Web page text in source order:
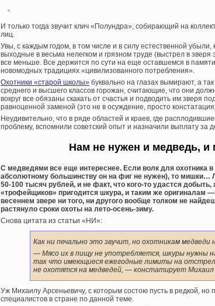
И только тогда звучит клич «Полундра», собирающий на
лиц.
Увы, с каждым годом, в том числе и в силу естественной
выходные в весьма нелегком и грязном труде (выстрел в
все меньше. Все держится по сути на еще оставшемся в памяти
новомодных традициях «цивилизованного потребления».
Охотники «старой школы» буквально на глазах вымирают, а
среднего и высшего классов горожан, считающие, что они
вокруг все обязаны скакать от счастья и подводить им зверя
равноценной заменой (это не в осуждение, просто
Неудивительно, что в ряде областей и краев, где
проблему, вспомнили советский опыт и назначили выплату за
Нам не нужен и медведь, и
С медведями все еще интереснее. Если волк для охотника
абсолютному большинству он на фиг не нужен), то мишки…
50-100 тысяч рублей, и не факт, что кого-то удастся
«трофейщиков» пригодится шкура, и таким же оригиналам
весеннем звере ни того, ни другого вообще толком не
растянуло сроки охоты на лето-осень-зиму.
Снова цитата из статьи «НИ»:
Как ни печально это звучит, но охотникам медведи
— Мясо их в пищу не употребляется, шкуры нужны
так что имеющиеся ежегодные лимиты на
не охотятся на медведей, — констатирует Михаил
Уж Михаилу Арсеньевичу, с которым состою пусть в редкой,
специалистов в стране по данной теме.